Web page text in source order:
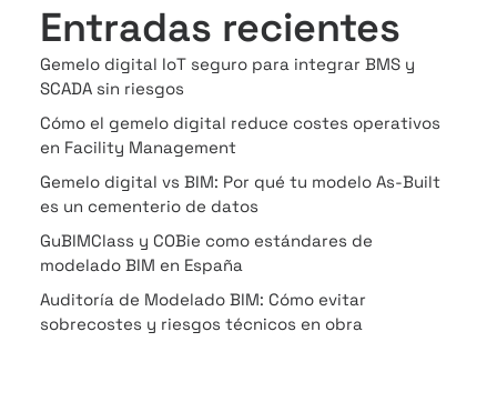
Entradas recientes
Gemelo digital IoT seguro para integrar BMS y
SCADA sin riesgos
Cómo el gemelo digital reduce costes operativos
en Facility Management
Gemelo digital vs BIM: Por qué tu modelo As-Built
es un cementerio de datos
GuBIMClass y COBie como estándares de
modelado BIM en España
Auditoría de Modelado BIM: Cómo evitar
sobrecostes y riesgos técnicos en obra